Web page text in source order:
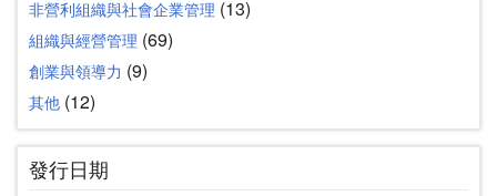
非營利組織與社會企業管理 (13)
組織與經營管理 (69)
創業與領導力 (9)
其他 (12)
發行日期